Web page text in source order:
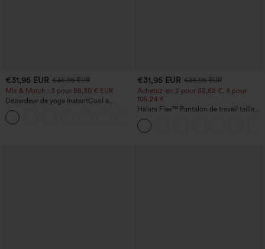
€31,95 EUR €35,95 EUR
Mix & Match : 3 pour 88,30 € EUR
Débardeur de yoga InstantCool à
encolure en U et ourlet arrondi –
UPF50+
€31,95 EUR €35,95 EUR
Achetez-en 2 pour 52,62 €, 4 pour
105,24 €
Halara Flex™ Pantalon de travail taille
haute sculptant la silhouette, gainant la
taille, avec poches, jambe large en
micro-gaufre